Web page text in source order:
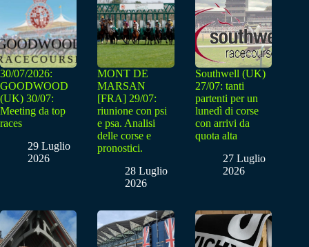
30/07/2026:
GOODWOOD
(UK) 30/07:
Meeting da top
races
29 Luglio
2026
MONT DE
MARSAN
[FRA] 29/07:
riunione con psi
e psa. Analisi
delle corse e
pronostici.
28 Luglio
2026
Southwell (UK)
27/07: tanti
partenti per un
lunedì di corse
con arrivi da
quota alta
27 Luglio
2026